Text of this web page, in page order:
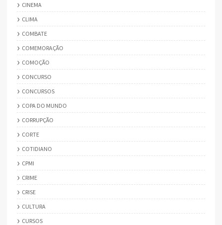
CINEMA
CLIMA
COMBATE
COMEMORAÇÃO
COMOÇÃO
CONCURSO
CONCURSOS
COPA DO MUNDO
CORRUPÇÃO
CORTE
COTIDIANO
CPMI
CRIME
CRISE
CULTURA
CURSOS